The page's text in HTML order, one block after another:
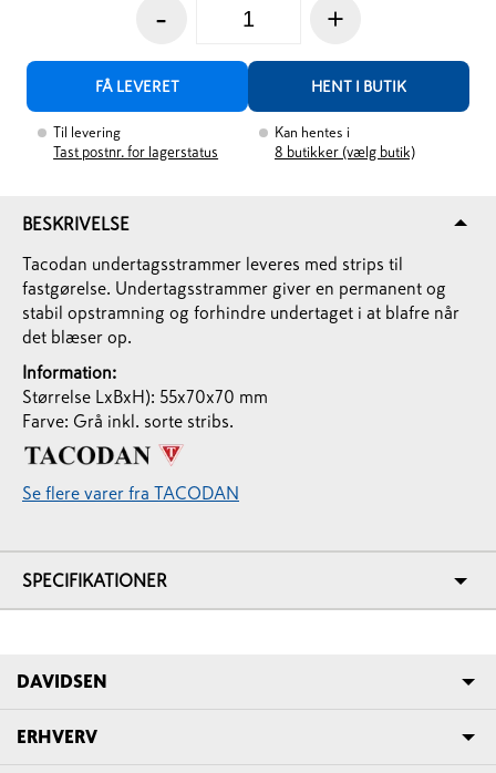
- +
FÅ LEVERET HENT I BUTIK
Til levering
Tast postnr. for lagerstatus
Kan hentes i
8 butikker (vælg butik)
BESKRIVELSE
Tacodan undertagsstrammer leveres med strips til
fastgørelse. Undertagsstrammer giver en permanent og
stabil opstramning og forhindre undertaget i at blafre når
det blæser op.
Information:
Størrelse LxBxH): 55x70x70 mm
Farve: Grå inkl. sorte stribs.
Se flere varer fra TACODAN
SPECIFIKATIONER
DAVIDSEN
ERHVERV